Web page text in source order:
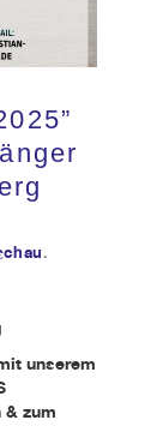
.
unserem
& zum